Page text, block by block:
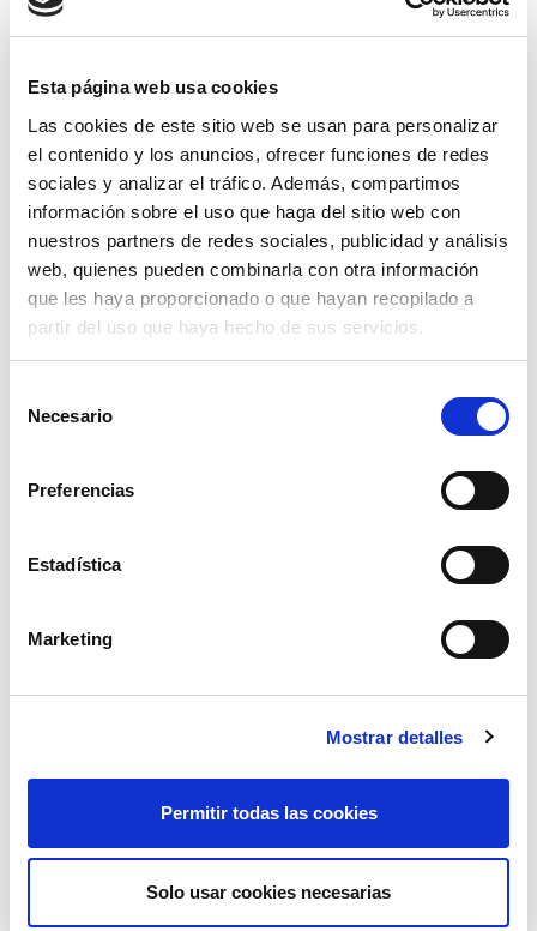
Esta página web usa cookies
Las cookies de este sitio web se usan para personalizar
el contenido y los anuncios, ofrecer funciones de redes
sociales y analizar el tráfico. Además, compartimos
información sobre el uso que haga del sitio web con
nuestros partners de redes sociales, publicidad y análisis
web, quienes pueden combinarla con otra información
que les haya proporcionado o que hayan recopilado a
partir del uso que haya hecho de sus servicios.
Necesario
Preferencias
Estadística
Marketing
Mostrar detalles
Permitir todas las cookies
Solo usar cookies necesarias
alambre galvanizado 250 grs. nº5 rollo
3,84€ comprar
21 mts.
3,54€